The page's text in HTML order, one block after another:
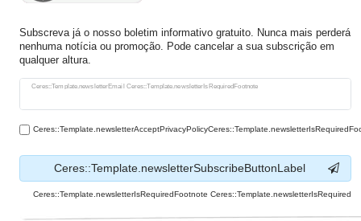
Subscreva já o nosso boletim informativo gratuito. Nunca mais perderá
nenhuma notícia ou promoção. Pode cancelar a sua subscrição em
qualquer altura.
Ceres::Template.newsletterEmail Ceres::Template.newsletterIsRequiredFootnote
Ceres::Template.newsletterHoneypotLabel
Ceres::Template.newsletterSubscribeButtonLabel
Ceres::Template.newsletterIsRequiredFootnote Ceres::Template.newsletterIsRequired